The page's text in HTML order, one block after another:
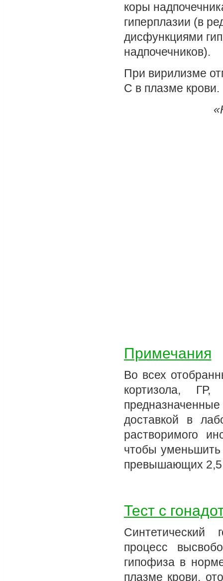
коры
гиперплазии (в
дисфункциями
надпочечников).
При вирилизме
С в плазме крови.
Примечания
Во всех
кортизола,
доставкой в
растворимого
чтобы
превышающих 2,5
Тест с
Синтетический
процесс
гипофиза в
плазме крови,